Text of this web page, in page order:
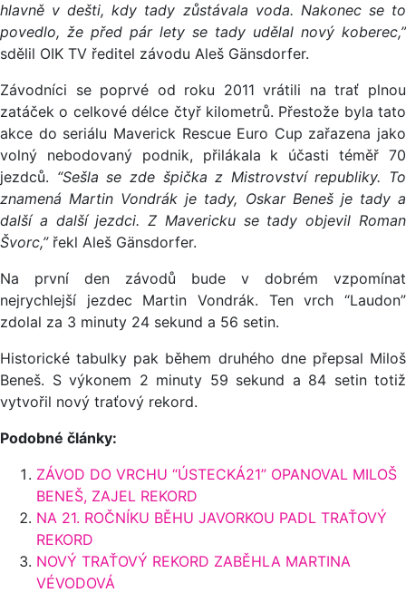
hlavně v dešti, kdy tady zůstávala voda. Nakonec se to
povedlo, že před pár lety se tady udělal nový koberec,”
sdělil OIK TV ředitel závodu Aleš Gänsdorfer.
Závodníci se poprvé od roku 2011 vrátili na trať plnou
zatáček o celkové délce čtyř kilometrů. Přestože byla tato
akce do seriálu Maverick Rescue Euro Cup zařazena jako
volný nebodovaný podnik, přilákala k účasti téměř 70
jezdců. “Sešla se zde špička z Mistrovství republiky. To
znamená Martin Vondrák je tady, Oskar Beneš je tady a
další a další jezdci. Z Mavericku se tady objevil Roman
Švorc,” řekl Aleš Gänsdorfer.
Na první den závodů bude v dobrém vzpomínat
nejrychlejší jezdec Martin Vondrák. Ten vrch “Laudon”
zdolal za 3 minuty 24 sekund a 56 setin.
Historické tabulky pak během druhého dne přepsal Miloš
Beneš. S výkonem 2 minuty 59 sekund a 84 setin totiž
vytvořil nový traťový rekord.
Podobné články:
ZÁVOD DO VRCHU “ÚSTECKÁ21” OPANOVAL MILOŠ
BENEŠ, ZAJEL REKORD
NA 21. ROČNÍKU BĚHU JAVORKOU PADL TRAŤOVÝ
REKORD
NOVÝ TRAŤOVÝ REKORD ZABĚHLA MARTINA
VÉVODOVÁ